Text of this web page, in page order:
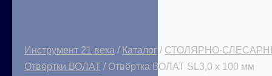
Инструмент 21 века / Каталог / СТОЛЯРНО-
Отвёртки ВОЛАТ / Отвёртка ВОЛАТ SL3,0 x 100 мм